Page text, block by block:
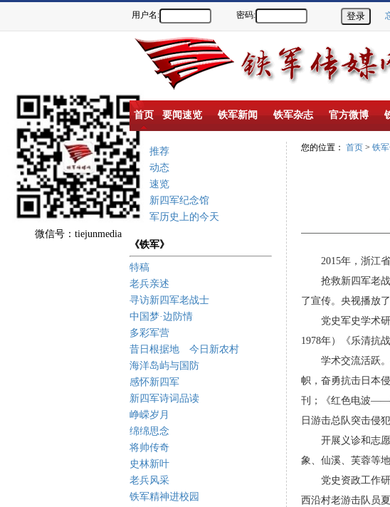
微信号：tiejunmedia
用户名: 密码:
首页 要闻速览 铁军新闻 铁军杂志 官方微博
重点推荐
新闻动态
要闻速览
盐城新四军纪念馆
新四军历史上的今天
《铁军》
特稿
老兵亲述
寻访新四军老战士
中国梦·边防情
多彩军营
昔日根据地 今日新农村
海洋岛屿与国防
感怀新四军
新四军诗词品读
峥嵘岁月
绵绵思念
将帅传奇
史林新叶
老兵风采
铁军精神进校园
您的位置： 首页 > 铁
2015年，浙江
抢救新四军老
了宣传。央视播放
党史军史学术
1978年）《乐清抗
学术交流活跃。
帜，奋勇抗击日本
刊；《红色电波——
日游击总队突击侵
开展义诊和志
象、仙溪、芙蓉等
党史资政工作
西沿村老游击队员